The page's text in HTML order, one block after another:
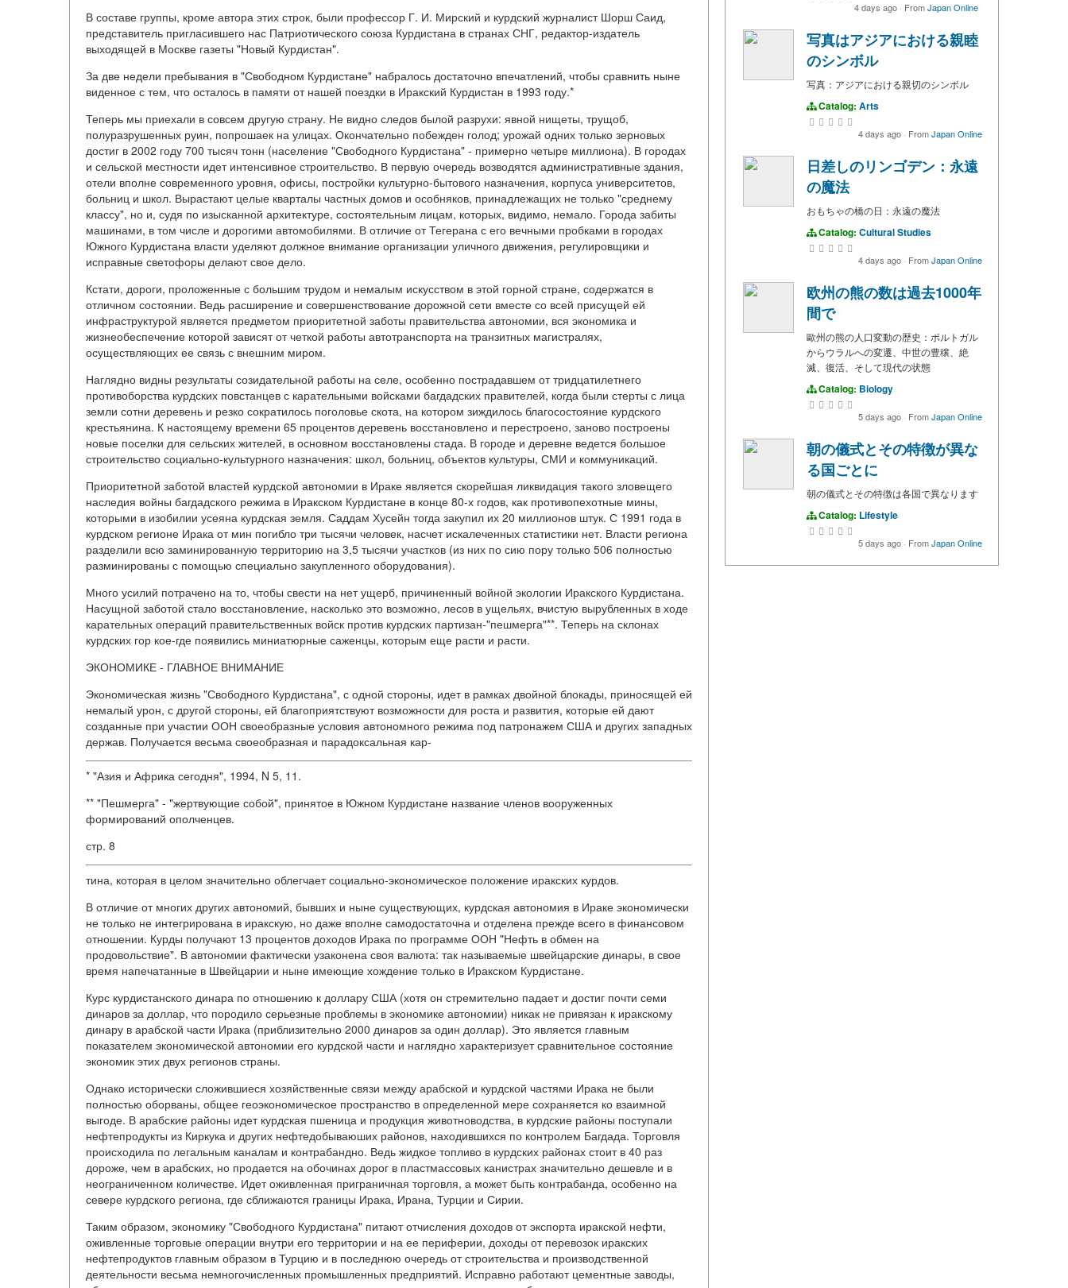
В составе группы, кроме автора этих строк, были профессор Г. И. Мирский и курдский журналист Шорш Саид,
представитель пригласившего нас Патриотического союза Курдистана в странах СНГ, редактор-издатель
выходящей в Москве газеты "Новый Курдистан".
За две недели пребывания в "Свободном Курдистане" набралось достаточно впечатлений, чтобы сравнить ныне
виденное с тем, что осталось в памяти от нашей поездки в Иракский Курдистан в 1993 году.*
Теперь мы приехали в совсем другую страну. Не видно следов былой разрухи: явной нищеты, трущоб,
полуразрушенных руин, попрошаек на улицах. Окончательно побежден голод; урожай одних только зерновых
достиг в 2002 году 700 тысяч тонн (население "Свободного Курдистана" - примерно четыре миллиона). В городах
и сельской местности идет интенсивное строительство. В первую очередь возводятся административные здания,
отели вполне современного уровня, офисы, постройки культурно-бытового назначения, корпуса университетов,
больниц и школ. Вырастают целые кварталы частных домов и особняков, принадлежащих не только "среднему
классу", но и, судя по изысканной архитектуре, состоятельным лицам, которых, видимо, немало. Города забиты
машинами, в том числе и дорогими автомобилями. В отличие от Тегерана с его вечными пробками в городах
Южного Курдистана власти уделяют должное внимание организации уличного движения, регулировщики и
исправные светофоры делают свое дело.
Кстати, дороги, проложенные с большим трудом и немалым искусством в этой горной стране, содержатся в
отличном состоянии. Ведь расширение и совершенствование дорожной сети вместе со всей присущей ей
инфраструктурой является предметом приоритетной заботы правительства автономии, вся экономика и
жизнеобеспечение которой зависят от четкой работы автотранспорта на транзитных магистралях,
осуществляющих ее связь с внешним миром.
Наглядно видны результаты созидательной работы на селе, особенно пострадавшем от тридцатилетнего
противоборства курдских повстанцев с карательными войсками багдадских правителей, когда были стерты с лица
земли сотни деревень и резко сократилось поголовье скота, на котором зиждилось благосостояние курдского
крестьянина. К настоящему времени 65 процентов деревень восстановлено и перестроено, заново построены
новые поселки для сельских жителей, в основном восстановлены стада. В городе и деревне ведется большое
строительство социально-культурного назначения: школ, больниц, объектов культуры, СМИ и коммуникаций.
Приоритетной заботой властей курдской автономии в Ираке является скорейшая ликвидация такого зловещего
наследия войны багдадского режима в Иракском Курдистане в конце 80-х годов, как противопехотные мины,
которыми в изобилии усеяна курдская земля. Саддам Хусейн тогда закупил их 20 миллионов штук. С 1991 года в
курдском регионе Ирака от мин погибло три тысячи человек, насчет искалеченных статистики нет. Власти региона
разделили всю заминированную территорию на 3,5 тысячи участков (из них по сию пору только 506 полностью
разминированы с помощью специально закупленного оборудования).
Много усилий потрачено на то, чтобы свести на нет ущерб, причиненный войной экологии Иракского Курдистана.
Насущной заботой стало восстановление, насколько это возможно, лесов в ущельях, вчистую вырубленных в ходе
карательных операций правительственных войск против курдских партизан-"пешмерга"**. Теперь на склонах
курдских гор кое-где появились миниатюрные саженцы, которым еще расти и расти.
ЭКОНОМИКЕ - ГЛАВНОЕ ВНИМАНИЕ
Экономическая жизнь "Свободного Курдистана", с одной стороны, идет в рамках двойной блокады, приносящей ей
немалый урон, с другой стороны, ей благоприятствуют возможности для роста и развития, которые ей дают
созданные при участии ООН своеобразные условия автономного режима под патронажем США и других западных
держав. Получается весьма своеобразная и парадоксальная кар-
* "Азия и Африка сегодня", 1994, N 5, 11.
** "Пешмерга" - "жертвующие собой", принятое в Южном Курдистане название членов вооруженных
формирований ополченцев.
стр. 8
тина, которая в целом значительно облегчает социально-экономическое положение иракских курдов.
В отличие от многих других автономий, бывших и ныне существующих, курдская автономия в Ираке экономически
не только не интегрирована в иракскую, но даже вполне самодостаточна и отделена прежде всего в финансовом
отношении. Курды получают 13 процентов доходов Ирака по программе ООН "Нефть в обмен на
продовольствие". В автономии фактически узаконена своя валюта: так называемые швейцарские динары, в свое
время напечатанные в Швейцарии и ныне имеющие хождение только в Иракском Курдистане.
Курс курдистанского динара по отношению к доллару США (хотя он стремительно падает и достиг почти семи
динаров за доллар, что породило серьезные проблемы в экономике автономии) никак не привязан к иракскому
динару в арабской части Ирака (приблизительно 2000 динаров за один доллар). Это является главным
показателем экономической автономии его курдской части и наглядно характеризует сравнительное состояние
экономик этих двух регионов страны.
Однако исторически сложившиеся хозяйственные связи между арабской и курдской частями Ирака не были
полностью оборваны, общее геоэкономическое пространство в определенной мере сохраняется ко взаимной
выгоде. В арабские районы идет курдская пшеница и продукция животноводства, в курдские районы поступали
нефтепродукты из Киркука и других нефтедобываюших районов, находившихся по контролем Багдада. Торговля
происходила по легальным каналам и контрабандно. Ведь жидкое топливо в курдских районах стоит в 40 раз
дороже, чем в арабских, но продается на обочинах дорог в пластмассовых канистрах значительно дешевле и в
неограниченном количестве. Идет оживленная приграничная торговля, а может быть контрабанда, особенно на
севере курдского региона, где сближаются границы Ирака, Ирана, Турции и Сирии.
Таким образом, экономику "Свободного Курдистана" питают отчисления доходов от экспорта иракской нефти,
оживленные торговые операции внутри его территории и на ее периферии, доходы от перевозок иракских
нефтепродуктов главным образом в Турцию и в последнюю очередь от строительства и производственной
деятельности весьма немногочисленных промышленных предприятий. Исправно работают цементные заводы,
4 days ago · FromJapan Online
写真はアジアにおける親睦
のシンボル
写真：アジアにおける親切のシンボル
Catalog: Arts
4 days ago · FromJapan Online
日差しのリンゴデン：永遠
の魔法
おもちゃの橋の日：永遠の魔法
Catalog: Cultural Studies
4 days ago · FromJapan Online
欧州の熊の数は過去1000年
間で
歐州の熊の人口変動の歴史：ポルトガル
からウラルへの変遷、中世の豊穣、絶
滅、復活、そして現代の状態
Catalog: Biology
5 days ago · FromJapan Online
朝の儀式とその特徴が異な
る国ごとに
朝の儀式とその特徴は各国で異なります
Catalog: Lifestyle
5 days ago · FromJapan Online